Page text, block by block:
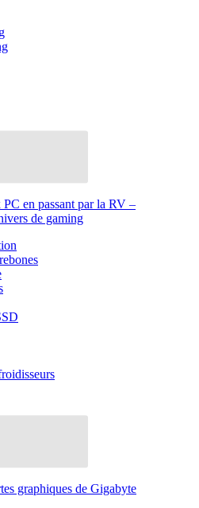
PC en passant par la RV –
de gaming
graphiques de Gigabyte